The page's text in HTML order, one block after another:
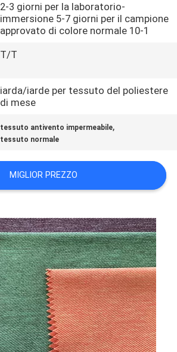
2-3 giorni per la laboratorio-
immersione 5-7 giorni per il campione
approvato di colore normale 10-1
T/T
iarda/iarde per tessuto del poliestere
di mese
tessuto antivento impermeabile,
tessuto normale
MIGLIOR PREZZO